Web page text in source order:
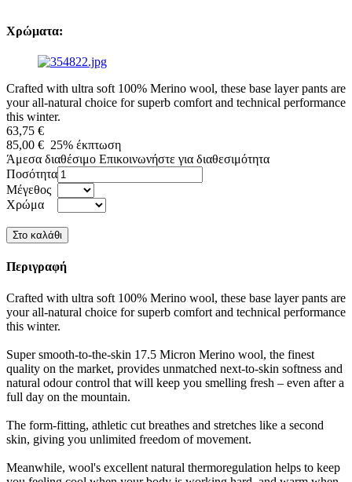
Χρώματα:
Crafted with ultra soft 100% Merino wool, these base layer pants are
your all-natural choice for superb comfort and technical performance
this winter.
63,75 €
85,00 € 25% έκπτωση
Άμεσα διαθέσιμο Επικοινωνήστε για διαθεσιμότητα
Ποσότητα
Μέγεθος
Χρώμα
Περιγραφή
Crafted with ultra soft 100% Merino wool, these base layer pants are
your all-natural choice for superb comfort and technical performance
this winter.
Super smooth-to-the-skin 17.5 Micron Merino wool, the finest
quality on the market, provides unmatched next-to-skin softness and
natural odour control that will keep you smelling fresh – even after a
full day on the mountain.
The form-fitting, athletic cut breathes and stretches like a second
skin, giving you unlimited freedom of movement.
Meanwhile, wool's excellent natural thermoregulation helps to keep